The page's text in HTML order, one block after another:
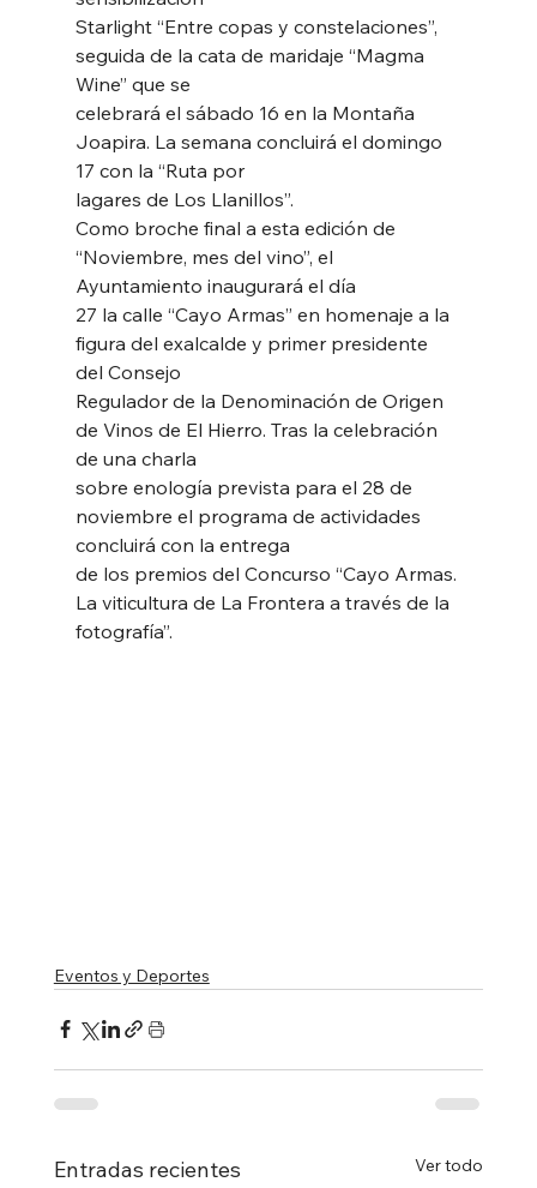
Starlight “Entre copas y constelaciones”,
seguida de la cata de maridaje “Magma
Wine” que se
celebrará el sábado 16 en la Montaña
Joapira. La semana concluirá el domingo
17 con la “Ruta por
lagares de Los Llanillos”.
Como broche final a esta edición de
“Noviembre, mes del vino”, el
Ayuntamiento inaugurará el día
27 la calle “Cayo Armas” en homenaje a la
figura del exalcalde y primer presidente
del Consejo
Regulador de la Denominación de Origen
de Vinos de El Hierro. Tras la celebración
de una charla
sobre enología prevista para el 28 de
noviembre el programa de actividades
concluirá con la entrega
de los premios del Concurso “Cayo Armas.
La viticultura de La Frontera a través de la
fotografía”.
Eventos y Deportes
Entradas recientes Ver todo